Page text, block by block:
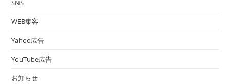
SNS
WEB集客
Yahoo広告
YouTube広告
お知らせ